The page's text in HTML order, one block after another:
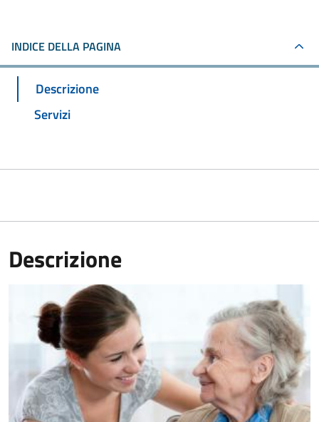
INDICE DELLA PAGINA
Descrizione
Servizi
Descrizione